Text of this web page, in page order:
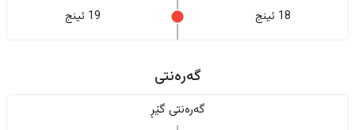
18 ئینج 19 ئینج
گەرەنتی
گەرەنتی گێڕ